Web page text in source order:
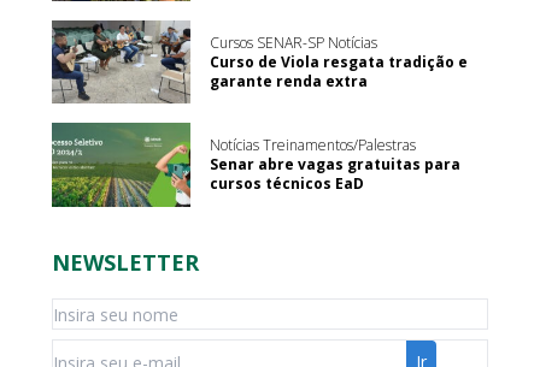
Cursos SENAR-SP Notícias
Curso de Viola resgata tradição e
garante renda extra
Notícias Treinamentos/Palestras
Senar abre vagas gratuitas para
cursos técnicos EaD
NEWSLETTER